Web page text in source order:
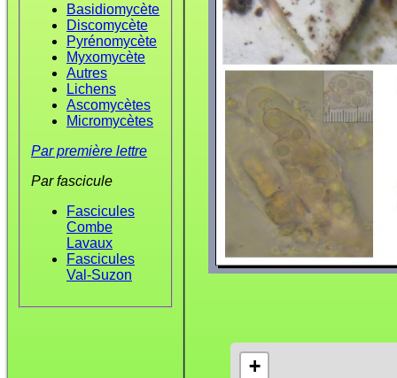
Basidiomycète
Discomycète
Pyrénomycète
Myxomycète
Autres
Lichens
Ascomycètes
Micromycètes
Par première lettre
Par fascicule
Fascicules
Combe
Lavaux
Fascicules
Val-Suzon
+